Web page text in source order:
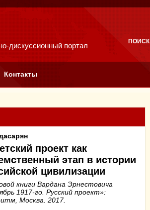
дискуссионный портал ПОИСК
Контакты
проект как
этап в истории
цивилизации
книги Вардана Эрнестовича
1917-го. Русский проект»:
Москва. 2017.